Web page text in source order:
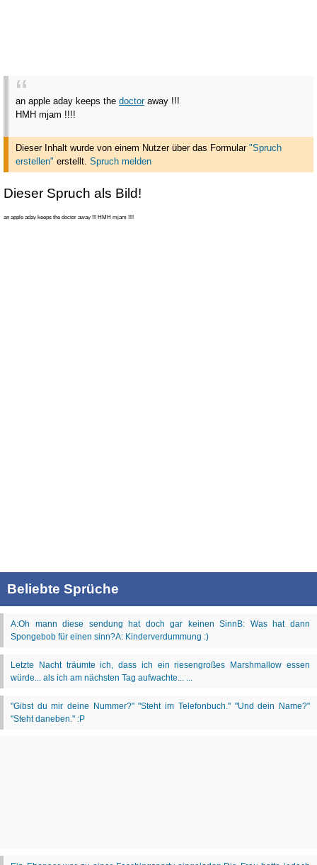
an apple aday keeps the doctoraway !!!
HMH mjam !!!!
Dieser Inhalt wurde von einem Nutzer über das Formular "Spruch
erstellen" erstellt. Spruch melden
Dieser Spruch als Bild!
an apple aday keeps the doctor away !!! HMH mjam !!!!
Beliebte Sprüche